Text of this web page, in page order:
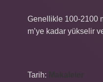
Genellikle 100-2100
m’ye kadar yükselir
Tarih: